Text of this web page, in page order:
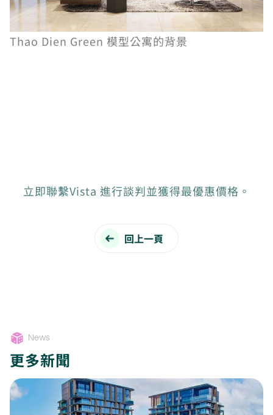
Thao Dien Green 模型公寓的背景
立即聯繫Vista 進行談判並獲得最優惠價格。
回上一頁
News
更多新聞